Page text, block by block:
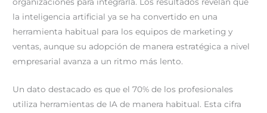
la inteligencia artificial ya se ha convertido en una
herramienta habitual para los equipos de marketing y
ventas, aunque su adopción de manera estratégica a nivel
empresarial avanza a un ritmo más lento.
Un dato destacado es que el 70% de los profesionales
utiliza herramientas de IA de manera habitual. Esta cifra